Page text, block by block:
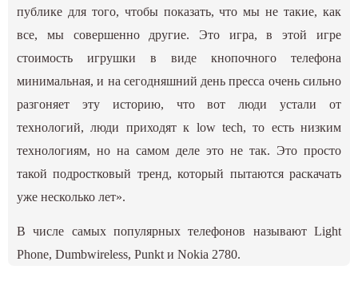
публике для того, чтобы показать, что мы не такие, как
все, мы совершенно другие. Это игра, в этой игре
стоимость игрушки в виде кнопочного телефона
минимальная, и на сегодняшний день пресса очень сильно
разгоняет эту историю, что вот люди устали от
технологий, люди приходят к low tech, то есть низким
технологиям, но на самом деле это не так. Это просто
такой подростковый тренд, который пытаются раскачать
уже несколько лет».
В числе самых популярных телефонов называют Light
Phone, Dumbwireless, Punkt и Nokia 2780.